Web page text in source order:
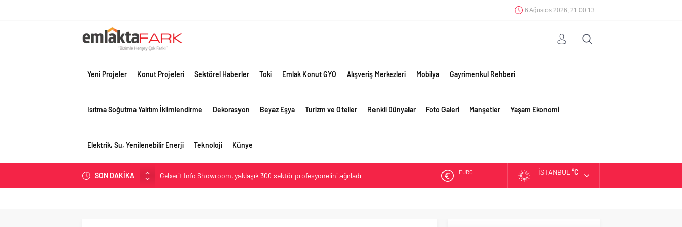
6 Ağustos 2026, 21:00:13
Yeni Projeler Konut Projeleri Sektörel Haberler Toki Emlak Konut GYO Alışveriş Merkezleri Mobilya Gayrimenkul Rehberi
Isıtma Soğutma Yalıtım İklimlendirme Dekorasyon Beyaz Eşya Turizm ve Oteller Renkli Dünyalar Foto Galeri Manşetler Yaşam Ekonomi
Elektrik, Su, Yenilenebilir Enerji Teknoloji Künye
SON DAKİKA
Geberit Info Showroom, yaklaşık 300 sektör profesyonelini ağırladı
Çimko, stratejik pazarlama vizyonuyla bayilerinin kurumsal gelişimini destekliyor
EURO İSTANBUL °C